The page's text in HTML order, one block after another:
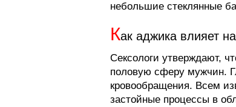
небольшие стеклянные
Как аджика влияет
Сексологи утверждают,
половую сферу мужчин.
кровообращения. Всем
застойные процессы в